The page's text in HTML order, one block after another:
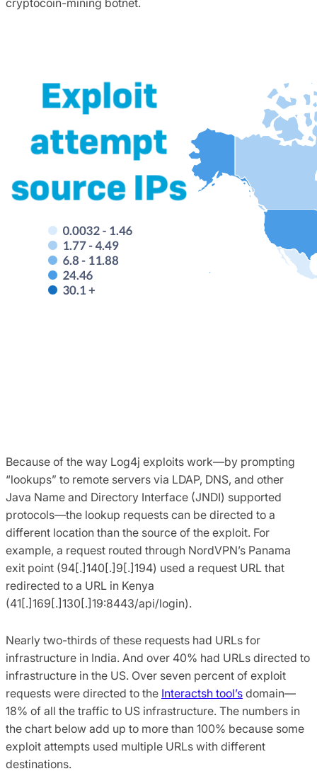
Because of the way Log4j exploits work—by prompting
“lookups” to remote servers via LDAP, DNS, and other
Java Name and Directory Interface (JNDI) supported
protocols—the lookup requests can be directed to a
different location than the source of the exploit. For
example, a request routed through NordVPN’s Panama
exit point (94[.]140[.]9[.]194) used a request URL that
redirected to a URL in Kenya
(41[.]169[.]130[.]19:8443/api/login).
Nearly two-thirds of these requests had URLs for
infrastructure in India. And over 40% had URLs directed to
infrastructure in the US. Over seven percent of exploit
requests were directed to the Interactsh tool’s domain—
18% of all the traffic to US infrastructure. The numbers in
the chart below add up to more than 100% because some
exploit attempts used multiple URLs with different
destinations.